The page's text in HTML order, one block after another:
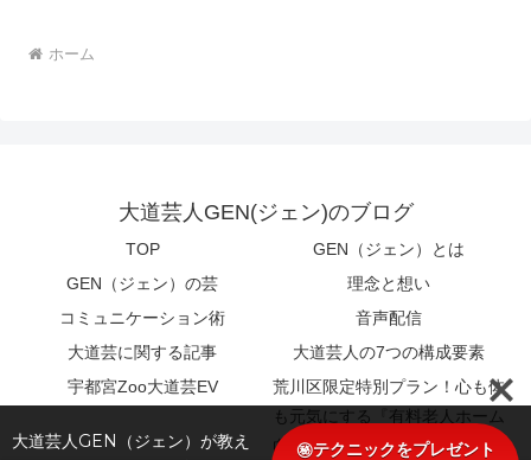
ホーム
大道芸人GEN(ジェン)のブログ
TOP
GEN（ジェン）とは
GEN（ジェン）の芸
理念と想い
コミュニケーション術
音声配信
大道芸に関する記事
大道芸人の7つの構成要素
宇都宮Zoo大道芸EV
荒川区限定特別プラン！心も体
も元気にする『有料老人ホーム
向け特別エンターテイメント』
大道芸人GEN（ジェン）が教え
㊙テクニックをプレゼント